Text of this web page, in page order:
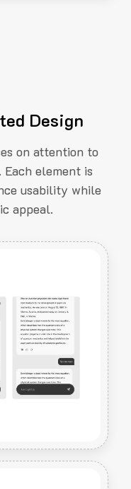
Design
on attention to
element is
usability while
appeal.